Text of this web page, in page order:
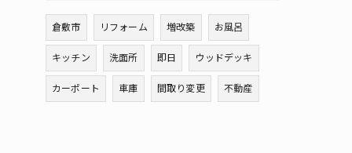
倉敷市 リフォーム 増改築
お風呂
キッチン
洗面所 即日
ウッドデッキ
カーポート
車庫 間取り変更 不動産